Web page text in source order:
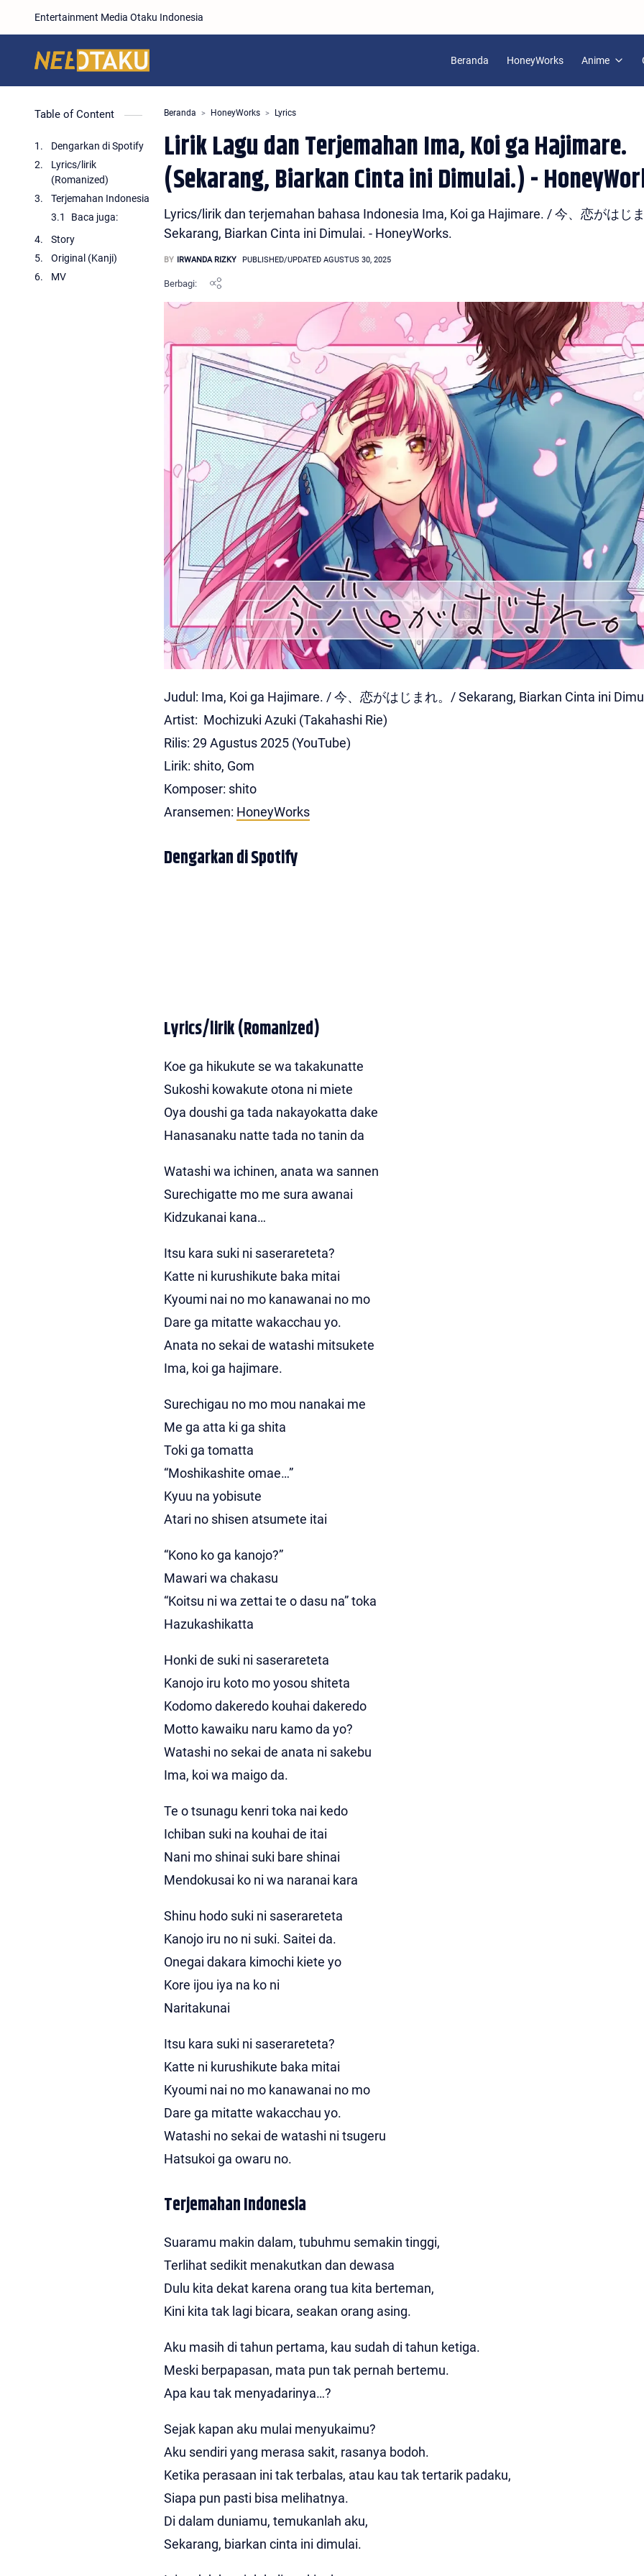
Entertainment Media Otaku Indonesia
Beranda HoneyWorks Anime
Table of Content
Dengarkan di Spotify
Lyrics/lirik
(Romanized)
Terjemahan Indonesia
Baca juga:
Story
Original (Kanji)
MV
Beranda HoneyWorks Lyrics
Lirik Lagu dan Terjemahan Ima, Koi ga Hajimare.
(Sekarang, Biarkan Cinta ini Dimulai.) -
Lyrics/lirik dan terjemahan bahasa Indonesia Ima, Koi ga Hajimare. / 今、恋がはじ
Sekarang, Biarkan Cinta ini Dimulai. - HoneyWorks.
Judul: Ima, Koi ga Hajimare. / 今、恋がはじまれ。/ Sekarang, Biarkan Cinta ini
Artist: Mochizuki Azuki (Takahashi Rie)
Rilis: 29 Agustus 2025 (YouTube)
Lirik: shito, Gom
Komposer: shito
Aransemen: HoneyWorks
Dengarkan di Spotify
Lyrics/lirik (Romanized)
Koe ga hikukute se wa takakunatte
Sukoshi kowakute otona ni miete
Oya doushi ga tada nakayokatta dake
Hanasanaku natte tada no tanin da
Watashi wa ichinen, anata wa sannen
Surechigatte mo me sura awanai
Kidzukanai kana…
Itsu kara suki ni saserareteta?
Katte ni kurushikute baka mitai
Kyoumi nai no mo kanawanai no mo
Dare ga mitatte wakacchau yo.
Anata no sekai de watashi mitsukete
Ima, koi ga hajimare.
Surechigau no mo mou nanakai me
Me ga atta ki ga shita
Toki ga tomatta
“Moshikashite omae…”
Kyuu na yobisute
Atari no shisen atsumete itai
“Kono ko ga kanojo?”
Mawari wa chakasu
“Koitsu ni wa zettai te o dasu na” toka
Hazukashikatta
Honki de suki ni saserareteta
Kanojo iru koto mo yosou shiteta
Kodomo dakeredo kouhai dakeredo
Motto kawaiku naru kamo da yo?
Watashi no sekai de anata ni sakebu
Ima, koi wa maigo da.
Te o tsunagu kenri toka nai kedo
Ichiban suki na kouhai de itai
Nani mo shinai suki bare shinai
Mendokusai ko ni wa naranai kara
Shinu hodo suki ni saserareteta
Kanojo iru no ni suki. Saitei da.
Onegai dakara kimochi kiete yo
Kore ijou iya na ko ni
Naritakunai
Itsu kara suki ni saserareteta?
Katte ni kurushikute baka mitai
Kyoumi nai no mo kanawanai no mo
Dare ga mitatte wakacchau yo.
Watashi no sekai de watashi ni tsugeru
Hatsukoi ga owaru no.
Terjemahan Indonesia
Suaramu makin dalam, tubuhmu semakin tinggi,
Terlihat sedikit menakutkan dan dewasa
Dulu kita dekat karena orang tua kita berteman,
Kini kita tak lagi bicara, seakan orang asing.
Aku masih di tahun pertama, kau sudah di tahun ketiga.
Meski berpapasan, mata pun tak pernah bertemu.
Apa kau tak menyadarinya…?
Sejak kapan aku mulai menyukaimu?
Aku sendiri yang merasa sakit, rasanya bodoh.
Ketika perasaan ini tak terbalas, atau kau tak tertarik padaku,
Siapa pun pasti bisa melihatnya.
Di dalam duniamu, temukanlah aku,
Sekarang, biarkan cinta ini dimulai.